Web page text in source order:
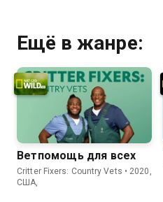
Ещё в жанре:
Ветпомощь для всех
Critter Fixers: Country Vets • 2020,
США,